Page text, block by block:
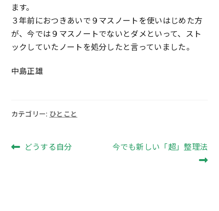
ます。
３年前におつきあいで９マスノートを使いはじめた方
が、今では９マスノートでないとダメといって、スト
ックしていたノートを処分したと言っていました。
中島正雄
カテゴリー: ひとこと
投前
どうする自分
次
今でも新しい「超」整理法